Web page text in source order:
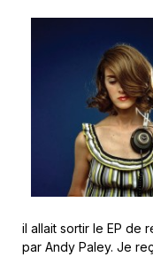
il allait sortir le EP de
par Andy Paley. Je